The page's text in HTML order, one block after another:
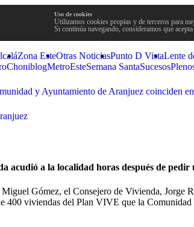
Uso de cookies
Utilizamos cookies propias y de terceros para
Si continúa navegando, consideramos que
Zona EsteOtras NoticiasPunto D VistaLente
ChoniblogMetroEsteSemana SantaSucesos
y Ayuntamiento de Aranjuez coinciden
acudió a la localidad horas después de pedir
Gómez, el Consejero de Vivienda, Jorge
400 viviendas del Plan VIVE que la